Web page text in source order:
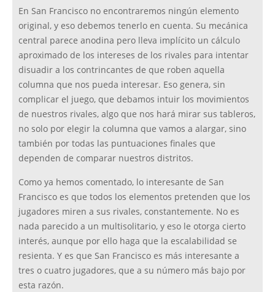
En San Francisco no encontraremos ningún elemento
original, y eso debemos tenerlo en cuenta. Su mecánica
central parece anodina pero lleva implícito un cálculo
aproximado de los intereses de los rivales para intentar
disuadir a los contrincantes de que roben aquella
columna que nos pueda interesar. Eso genera, sin
complicar el juego, que debamos intuir los movimientos
de nuestros rivales, algo que nos hará mirar sus tableros,
no solo por elegir la columna que vamos a alargar, sino
también por todas las puntuaciones finales que
dependen de comparar nuestros distritos.
Como ya hemos comentado, lo interesante de San
Francisco es que todos los elementos pretenden que los
jugadores miren a sus rivales, constantemente. No es
nada parecido a un multisolitario, y eso le otorga cierto
interés, aunque por ello haga que la escalabilidad se
resienta. Y es que San Francisco es más interesante a
tres o cuatro jugadores, que a su número más bajo por
esta razón.